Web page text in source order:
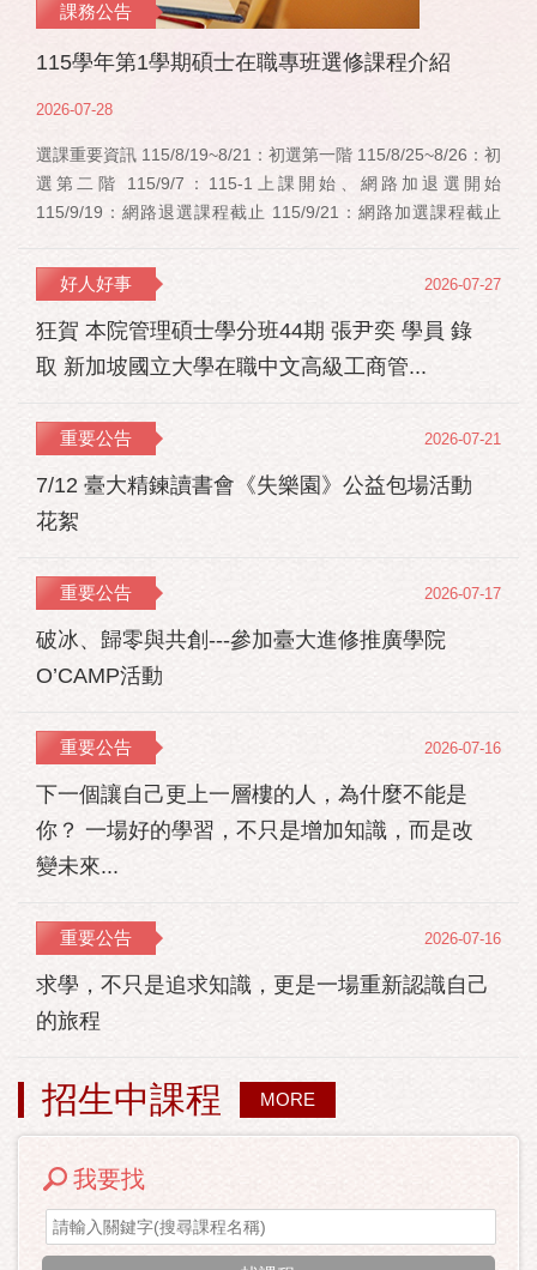
課務公告
115學年第1學期碩士在職專班選修課程介紹
2026-07-28
選課重要資訊 115/8/19~8/21：初選第一階 115/8/25~8/26：初
選第二階 115/9/7：115-1上課開始、網路加退選開始
115/9/19：網路退選課程截止 115/9/21：網路加選課程截止
【賽明成老師】 相關連結：週一：大局勢：美...
好人好事
狂賀 本院管理碩士學分班44期 張尹奕 學員 錄
取 新加坡國立大學在職中文高級工商管...
2026-07-27
重要公告
7/12 臺大精鍊讀書會《失樂園》公益包場活動
花絮
2026-07-21
重要公告
破冰、歸零與共創---參加臺大進修推廣學院
O’CAMP活動
2026-07-17
重要公告
下一個讓自己更上一層樓的人，為什麼不能是
你？ 一場好的學習，不只是增加知識，而是改
變未來...
2026-07-16
重要公告
求學，不只是追求知識，更是一場重新認識自己
的旅程
2026-07-16
招生中課程 MORE
我要找